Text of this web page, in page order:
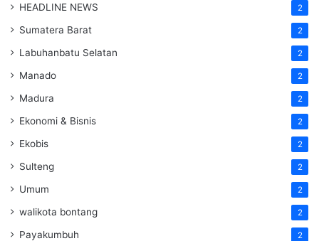
HEADLINE NEWS 2
Sumatera Barat 2
Labuhanbatu Selatan 2
Manado 2
Madura 2
Ekonomi & Bisnis 2
Ekobis 2
Sulteng 2
Umum 2
walikota bontang 2
Payakumbuh 2